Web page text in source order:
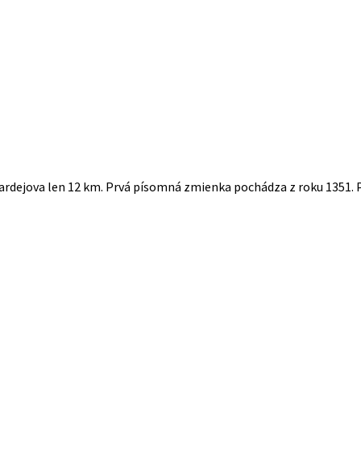
len 12 km. Prvá písomná zmienka pochádza z roku